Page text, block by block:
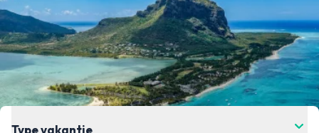
Type vakantie